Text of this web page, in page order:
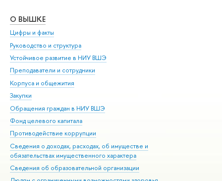
О ВЫШКЕ
Цифры и факты
Руководство и структура
Устойчивое развитие в НИУ ВШЭ
Преподаватели и сотрудники
Корпуса и общежития
Закупки
Обращения граждан в НИУ ВШЭ
Фонд целевого капитала
Противодействие коррупции
Сведения о доходах, расходах, об имуществе и
обязательствах имущественного характера
Сведения об образовательной организации